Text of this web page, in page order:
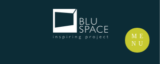
ME
NU